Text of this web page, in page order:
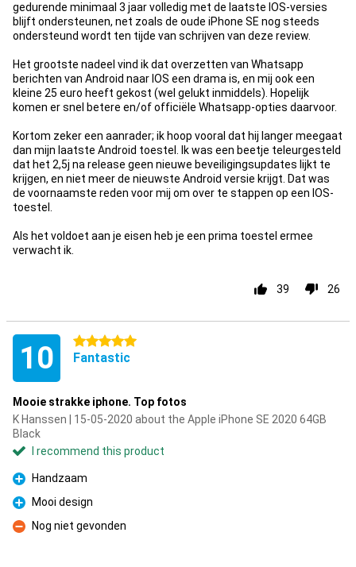
gedurende minimaal 3 jaar volledig met de laatste IOS-versies
blijft ondersteunen, net zoals de oude iPhone SE nog steeds
ondersteund wordt ten tijde van schrijven van deze review.
Het grootste nadeel vind ik dat overzetten van Whatsapp
berichten van Android naar IOS een drama is, en mij ook een
kleine 25 euro heeft gekost (wel gelukt inmiddels). Hopelijk
komen er snel betere en/of officiële Whatsapp-opties daarvoor.
Kortom zeker een aanrader; ik hoop vooral dat hij langer meegaat
dan mijn laatste Android toestel. Ik was een beetje teleurgesteld
dat het 2,5j na release geen nieuwe beveiligingsupdates lijkt te
krijgen, en niet meer de nieuwste Android versie krijgt. Dat was
de voornaamste reden voor mij om over te stappen op een IOS-
toestel.
Als het voldoet aan je eisen heb je een prima toestel ermee
verwacht ik.
39 26
10 5 stars
Fantastic
Mooie strakke iphone. Top fotos
K Hanssen | 15-05-2020 about the Apple iPhone SE 2020 64GB
Black
I recommend this product
Pro
Handzaam
Pro
Mooi design
Con
Nog niet gevonden